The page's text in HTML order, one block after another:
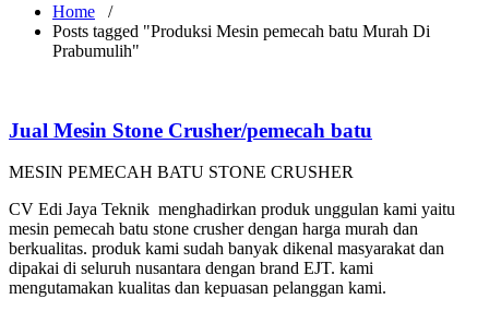
Home /
Posts tagged "Produksi Mesin pemecah batu Murah Di
Prabumulih"
Jual Mesin Stone Crusher/pemecah batu
MESIN PEMECAH BATU STONE CRUSHER
CV Edi Jaya Teknik menghadirkan produk unggulan kami yaitu
mesin pemecah batu stone crusher dengan harga murah dan
berkualitas. produk kami sudah banyak dikenal masyarakat dan
dipakai di seluruh nusantara dengan brand EJT. kami
mengutamakan kualitas dan kepuasan pelanggan kami.